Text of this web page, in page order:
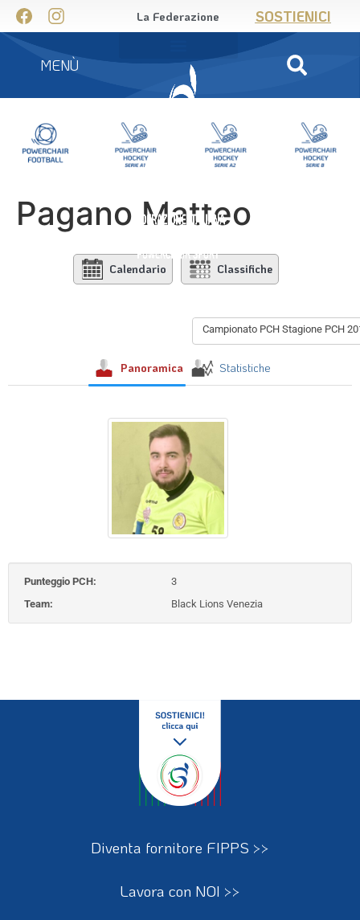
La Federazione SOSTIENICI
MENÙ
Pagano Matteo
Calendario Classifiche
Campionato PCH Stagione PCH
Panoramica Statistiche
Punteggio PCH:
3
Team:
Black Lions Venezia
Diventa fornitore FIPPS >>
Lavora con NOI >>